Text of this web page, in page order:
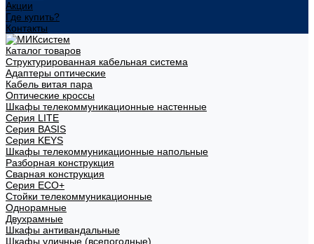
Акции
Где купить?
Контакты
Каталог товаров
Структурированная кабельная система
Адаптеры оптические
Кабель витая пара
Оптические кроссы
Шкафы телекоммуникационные настенные
Cерия LITE
Cерия BASIS
Cерия KEYS
Шкафы телекоммуникационные напольные
Разборная конструкция
Сварная конструкция
Серия ECO+
Стойки телекоммуникационные
Однорамные
Двухрамные
Шкафы антивандальные
Шкафы уличные (всепогодные)